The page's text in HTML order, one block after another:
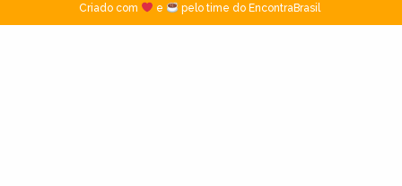
Criado com
e pelo time do EncontraBrasil